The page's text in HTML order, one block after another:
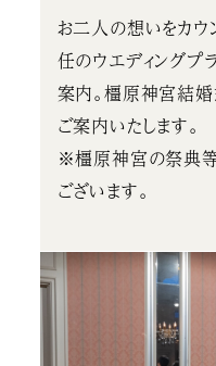
お二人の想いをカウ
任のウエディング
案内。橿原神宮結
ご案内いたします。
※橿原神宮の祭典
ございます。